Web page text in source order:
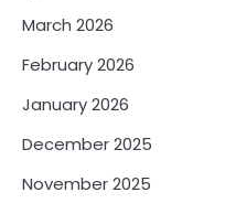
March 2026
February 2026
January 2026
December 2025
November 2025